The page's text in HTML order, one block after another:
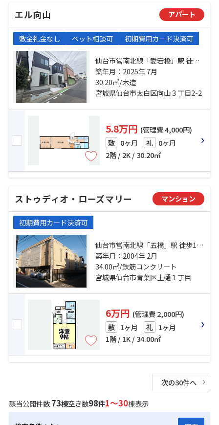
エル向山 アパート
敷金礼金なし ペット相談可 初期費用カード決済可
仙台市営南北線「愛宕橋」駅 徒歩
15分 仙台市営南北線「五橋」駅 徒
歩19分 仙台市営南北線「河原町」
駅 徒歩20分
築年月：2025年 7月
30.20㎡/木造
宮城県仙台市太白区向山３丁目2-2
5.8万円 (管理費 4,000円)
敷 0ヶ月 礼 0ヶ月
2階 / 2K / 30.20㎡
ストゥディオ・ローズマリー マンション
初期費用カード決済可
仙台市営南北線「五橋」駅 徒歩11
分 仙台市営南北線「愛宕橋」駅 徒
歩12分 仙台市地下鉄東西線「青葉
通一番町」駅 徒歩20分
築年月：2004年 2月
34.00㎡/鉄筋コンクリート
宮城県仙台市青葉区土樋１丁目
6万円 (管理費 2,000円)
敷 1ヶ月 礼 1ヶ月
1階 / 1K / 34.00㎡
次の30件へ
該当公開件数73棟空き数98件1～30棟表示